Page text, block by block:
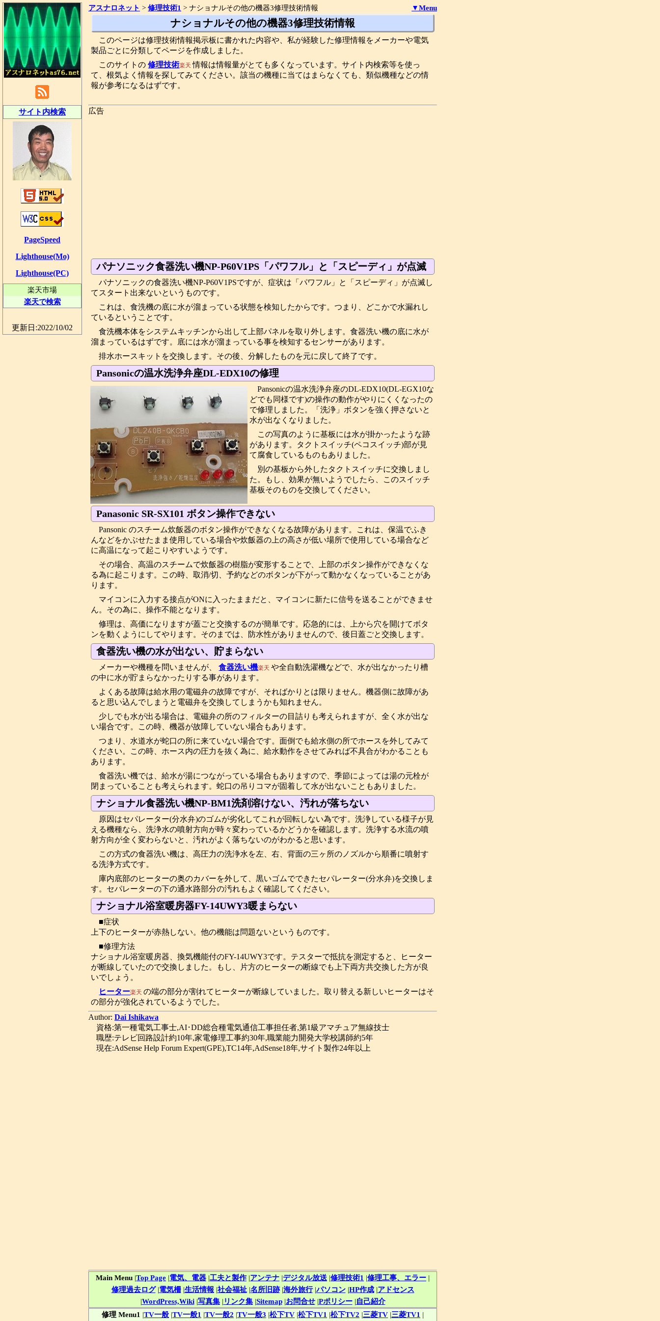
アスナロネット > 修理技術1 > ナショナルその他の機器3修理技術情報 ▼Menu
ナショナルその他の機器3修理技術情報
このページは修理技術情報掲示板に書かれた内容や、私が経験した修理情報をメーカーや電気
製品ごとに分類してページを作成しました。
このサイトの修理技術楽天情報は情報量がとても多くなっています。サイト内検索等を使っ
て、根気よく情報を探してみてください。該当の機種に当てはまらなくても、類似機種などの情
報が参考になるはずです。
広告
パナソニック食器洗い機NP-P60V1PS「パワフル」と「スピーディ」が点滅
パナソニックの食器洗い機NP-P60V1PSですが、症状は「パワフル」と「スピーディ」が点滅し
てスタート出来ないというものです。
これは、食洗機の底に水が溜まっている状態を検知したからです。つまり、どこかで水漏れし
ているということです。
食洗機本体をシステムキッチンから出して上部パネルを取り外します。食器洗い機の底に水が
溜まっているはずです。底には水が溜まっている事を検知するセンサーがあります。
排水ホースキットを交換します。その後、分解したものを元に戻して終了です。
Pansonicの温水洗浄弁座DL-EDX10の修理
Pansonicの温水洗浄弁座のDL-EDX10(DL-EGX10な
どでも同様です)の操作の動作がやりにくくなったの
で修理しました。「洗浄」ボタンを強く押さないと
水が出なくなりました。
この写真のように基板には水が掛かったような跡
があります。タクトスイッチ(ペコスイッチ)部が見
て腐食しているものもありました。
別の基板から外したタクトスイッチに交換しまし
た。もし、効果が無いようでしたら、このスイッチ
基板そのものを交換してください。
Panasonic SR-SX101 ボタン操作できない
Pansonic のスチーム炊飯器のボタン操作ができなくなる故障があります。これは、保温でふき
んなどをかぶせたまま使用している場合や炊飯器の上の高さが低い場所で使用している場合など
に高温になって起こりやすいようです。
その場合、高温のスチームで炊飯器の樹脂が変形することで、上部のボタン操作ができなくな
る為に起こります。この時、取消/切、予約などのボタンが下がって動かなくなっていることがあ
ります。
マイコンに入力する接点がONに入ったままだと、マイコンに新たに信号を送ることができませ
ん。その為に、操作不能となります。
修理は、高価になりますが蓋ごと交換するのが簡単です。応急的には、上から穴を開けてボタ
ンを動くようにしてやります。そのまでは、防水性がありませんので、後日蓋ごと交換します。
食器洗い機の水が出ない、貯まらない
メーカーや機種を問いませんが、食器洗い機楽天や全自動洗濯機などで、水が出なかったり槽
の中に水が貯まらなかったりする事があります。
よくある故障は給水用の電磁弁の故障ですが、そればかりとは限りません。機器側に故障があ
ると思い込んでしまうと電磁弁を交換してしまうかも知れません。
少しでも水が出る場合は、電磁弁の所のフィルターの目詰りも考えられますが、全く水が出な
い場合です。この時、機器が故障していない場合もあります。
つまり、水道水が蛇口の所に来ていない場合です。面倒でも給水側の所でホースを外してみて
ください。この時、ホース内の圧力を抜く為に、給水動作をさせてみれば不具合がわかることも
あります。
食器洗い機では、給水が湯につながっている場合もありますので、季節によっては湯の元栓が
閉まっていることも考えられます。蛇口の吊りコマが固着して水が出ないこともありました。
ナショナル食器洗い機NP-BM1洗剤溶けない、汚れが落ちない
原因はセパレーター(分水弁)のゴムが劣化してこれが回転しない為です。洗浄している様子が見
える機種なら、洗浄水の噴射方向が時々変わっているかどうかを確認します。洗浄する水流の噴
射方向が全く変わらないと、汚れがよく落ちないのがわかると思います。
この方式の食器洗い機は、高圧力の洗浄水を左、右、背面の三ヶ所のノズルから順番に噴射す
る洗浄方式です。
庫内底部のヒーターの奥のカバーを外して、黒いゴムでできたセパレーター(分水弁)を交換しま
す。セパレーターの下の通水路部分の汚れもよく確認してください。
ナショナル浴室暖房器FY-14UWY3暖まらない
■症状
上下のヒーターが赤熱しない。他の機能は問題ないというものです。
■修理方法
ナショナル浴室暖房器、換気機能付のFY-14UWY3です。テスターで抵抗を測定すると、ヒーター
が断線していたので交換しました。もし、片方のヒーターの断線でも上下両方共交換した方が良
いでしょう。
ヒーター楽天の端の部分が割れてヒーターが断線していました。取り替える新しいヒーターはそ
の部分が強化されているようでした。
Author: Dai Ishikawa
資格:第一種電気工事士,AI･DD総合種電気通信工事担任者,第1級アマチュア無線技士
職歴:テレビ回路設計約10年,家電修理工事約30年,職業能力開発大学校講師約5年
現在:AdSense Help Forum Expert(GPE),TC14年,AdSense18年,サイト製作24年以上
Main Menu |Top Page |電気、電器 |工夫と製作 |アンテナ |デジタル放送 |修理技術1 |修理工事、エラー |
修理過去ログ|電気柵|生活情報 |社会福祉|名所旧跡|海外旅行|パソコン|HP作成|アドセンス
|WordPress,Wiki|写真集| リンク集|Sitemap|お問合せ|Pポリシー|自己紹介
修理 Menu1 |TV一般 |TV一般1 |TV一般2 |TV一般3 |松下TV |松下TV1 |松下TV2 |三菱TV |三菱TV1 |
サイト内検索
PageSpeed
Lighthouse(Mo)
Lighthouse(PC)
楽天市場
楽天で検索
更新日:2022/10/02